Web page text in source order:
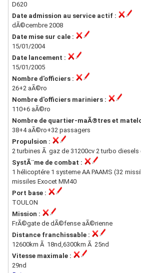
D620
Date admission au service actif :
dÃ©cembre 2008
Date mise sur cale :
15/01/2004
Date lancement :
15/01/2005
Nombre d'officiers :
26+2 aÃ©ro
Nombre d'officiers mariniers :
110+6 aÃ©ro
Nombre de quartier-maÃ®tres et
38+4 aÃ©ro+32 passagers
Propulsion :
2 turbines Ã gaz de 31200cv 2 turbo
SystÃ¨me de combat :
1 hélicoptére 1 systeme AA PAAMS (32
missiles Exocet MM40
Port base :
TOULON
Mission :
FrÃ©gate de dÃ©fense aÃ©rienne
Distance franchissable :
12600km Ã 18nd,6300km Ã 25nd
Vitesse maximale :
29nd